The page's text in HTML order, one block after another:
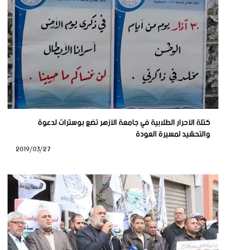
كتلة الأحرار الطلابية في جامعة الأزهر تضع بوسترات لدعوة
والتحشيد لمسيرة العودة